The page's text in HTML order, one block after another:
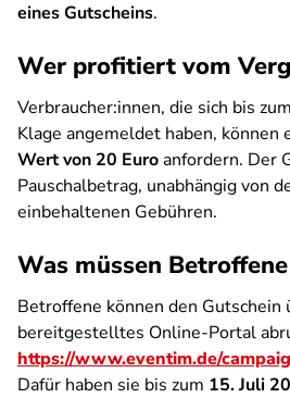
eines Gutscheins.
Wer profitiert vom
Verbraucher:innen, die sich bis
Klage angemeldet haben, können
Wert von 20 Euroanfordern. Der
Pauschalbetrag, unabhängig von
einbehaltenen Gebühren.
Was müssen
Betroffene können den Gutschein
bereitgestelltes Online-Portal
https://www.eventim.de/
Dafür haben sie bis zum 15. Juli